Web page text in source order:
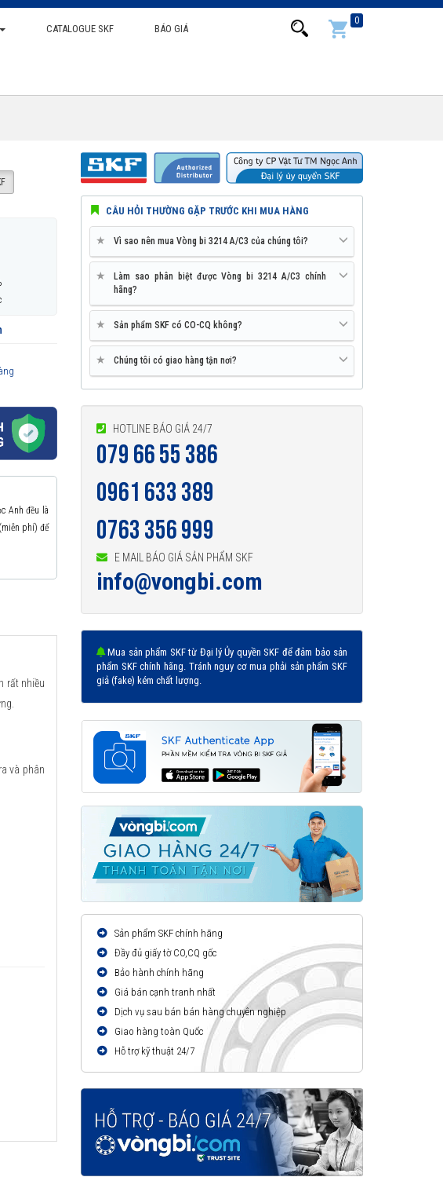
CATALOGUE SKF BÁO GIÁ
0
Anh đều là
(miễn phí) để
rất nhiều
và phân
CÂU HỎI THƯỜNG GẶP TRƯỚC KHI MUA HÀNG
★ Vì sao nên mua Vòng bi 3214 A/C3 của chúng tôi?
★
Làm sao phân biệt được Vòng bi 3214 A/C3 chính
hãng?
★ Sản phẩm SKF có CO-CQ không?
★ Chúng tôi có giao hàng tận nơi?
HOTLINE BÁO GIÁ 24/7
079 66 55 386
0961 633 389
0763 356 999
E MAIL BÁO GIÁ SẢN PHẨM SKF
info@vongbi.com
Mua sản phẩm SKF từ Đại lý Ủy quyền SKF để đảm bảo sản
phẩm SKF chính hãng. Tránh nguy cơ mua phải sản phẩm SKF
giả (fake) kém chất lượng.
Sản phẩm SKF chính hãng
Đầy đủ giấy tờ CO,CQ gốc
Bảo hành chính hãng
Giá bán cạnh tranh nhất
Dịch vụ sau bán bán hàng chuyên nghiệp
Giao hàng toàn Quốc
Hỗ trợ kỹ thuật 24/7